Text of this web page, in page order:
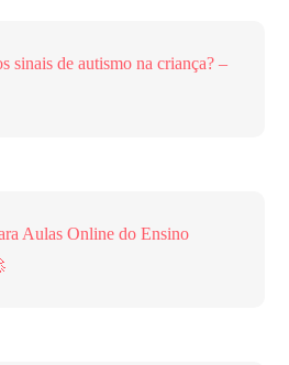
sinais de autismo na criança? –
Aulas Online do Ensino